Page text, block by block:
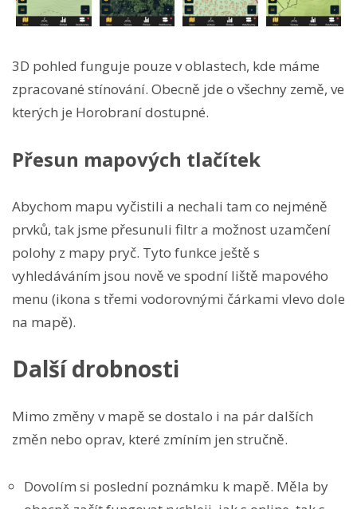
3D pohled funguje pouze v oblastech, kde máme
zpracované stínování. Obecně jde o všechny země, ve
kterých je Horobraní dostupné.
Přesun mapových tlačítek
Abychom mapu vyčistili a nechali tam co nejméně
prvků, tak jsme přesunuli filtr a možnost uzamčení
polohy z mapy pryč. Tyto funkce ještě s
vyhledáváním jsou nově ve spodní liště mapového
menu (ikona s třemi vodorovnými čárkami vlevo dole
na mapě).
Další drobnosti
Mimo změny v mapě se dostalo i na pár dalších
změn nebo oprav, které zmíním jen stručně.
Dovolím si poslední poznámku k mapě. Měla by